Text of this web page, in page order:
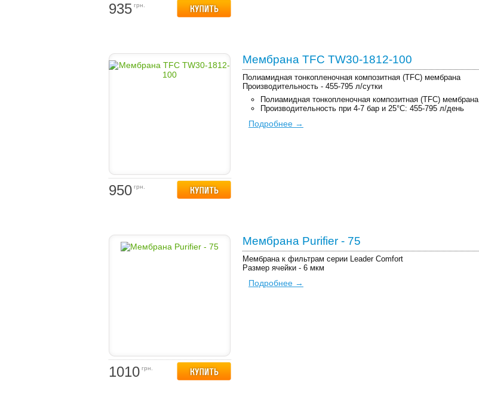
935 грн.
950 грн.
Мембрана TFC TW30-1812-100
Полиамидная тонкопленочная композитная (TFC) мембрана
Производительность - 455-795 л/сутки
Полиамидная тонкопленочная композитная (TFC) мембрана
Производительность при 4-7 бар и 25°C: 455-795 л/день
Подробнее →
1010 грн.
Мембрана Purifier - 75
Мембрана к фильтрам серии Leader Comfort
Размер ячейки - 6 мкм
Подробнее →